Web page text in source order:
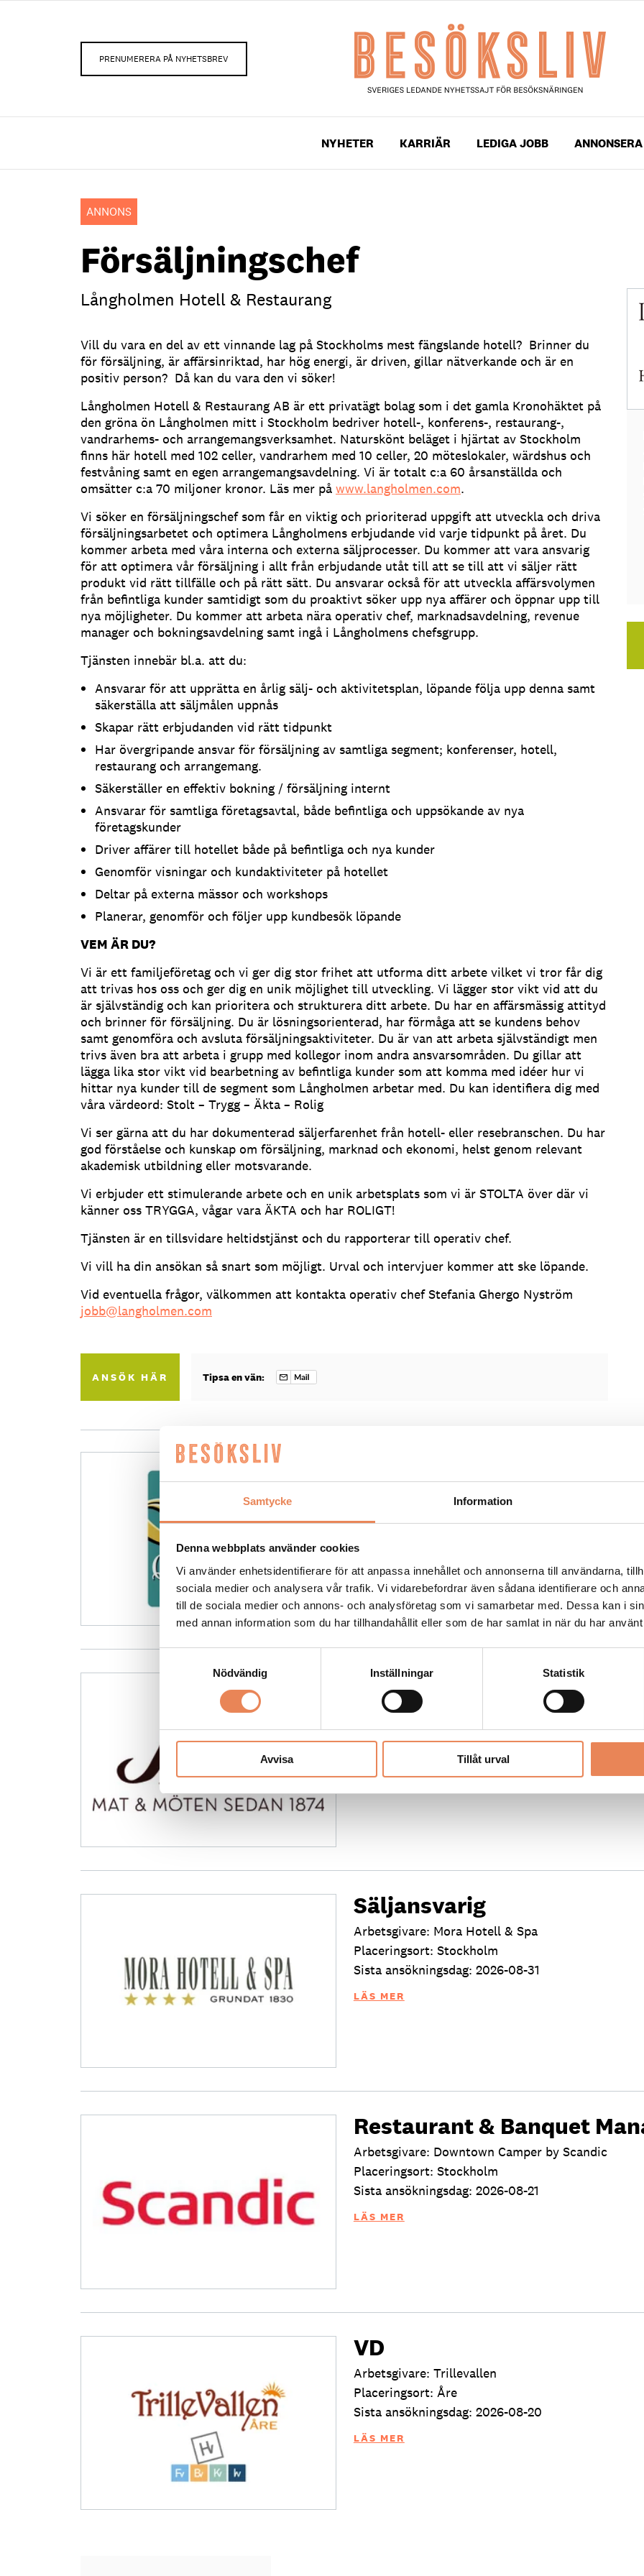
Samtycke Information
Denna webbplats använder cookies
Vi använder enhetsidentifierare för att anpassa innehållet och annonserna till användarna,
sociala medier och analysera vår trafik. Vi vidarebefordrar även sådana identifierare och
till de sociala medier och annons- och analysföretag som vi samarbetar med. Dessa kan i
med annan information som du har tillhandahållit eller som de har samlat in när du har
Nödvändig
Inställningar Statistik
Avvisa Tillåt urval
PRENUMERERA PÅ NYHETSBREV
NYHETER KARRIÄR LEDIGA JOBB ANNONSERA
ANNONS
Försäljningschef
Långholmen Hotell & Restaurang
Vill du vara en del av ett vinnande lag på Stockholms mest fängslande hotell? Brinner du
för försäljning, är affärsinriktad, har hög energi, är driven, gillar nätverkande och är en
positiv person? Då kan du vara den vi söker!
Långholmen Hotell & Restaurang AB är ett privatägt bolag som i det gamla Kronohäktet på
den gröna ön Långholmen mitt i Stockholm bedriver hotell-, konferens-, restaurang-,
vandrarhems- och arrangemangsverksamhet. Naturskönt beläget i hjärtat av Stockholm
finns här hotell med 102 celler, vandrarhem med 10 celler, 20 möteslokaler, wärdshus och
festvåning samt en egen arrangemangsavdelning. Vi är totalt c:a 60 årsanställda och
omsätter c:a 70 miljoner kronor. Läs mer på www.langholmen.com.
Vi söker en försäljningschef som får en viktig och prioriterad uppgift att utveckla och driva
försäljningsarbetet och optimera Långholmens erbjudande vid varje tidpunkt på året. Du
kommer arbeta med våra interna och externa säljprocesser. Du kommer att vara ansvarig
för att optimera vår försäljning i allt från erbjudande utåt till att se till att vi säljer rätt
produkt vid rätt tillfälle och på rätt sätt. Du ansvarar också för att utveckla affärsvolymen
från befintliga kunder samtidigt som du proaktivt söker upp nya affärer och öppnar upp till
nya möjligheter. Du kommer att arbeta nära operativ chef, marknadsavdelning, revenue
manager och bokningsavdelning samt ingå i Långholmens chefsgrupp.
Tjänsten innebär bl.a. att du:
Ansvarar för att upprätta en årlig sälj- och aktivitetsplan, löpande följa upp denna samt
säkerställa att säljmålen uppnås
Skapar rätt erbjudanden vid rätt tidpunkt
Har övergripande ansvar för försäljning av samtliga segment; konferenser, hotell,
restaurang och arrangemang.
Säkerställer en effektiv bokning / försäljning internt
Ansvarar för samtliga företagsavtal, både befintliga och uppsökande av nya
företagskunder
Driver affärer till hotellet både på befintliga och nya kunder
Genomför visningar och kundaktiviteter på hotellet
Deltar på externa mässor och workshops
Planerar, genomför och följer upp kundbesök löpande
VEM ÄR DU?
Vi är ett familjeföretag och vi ger dig stor frihet att utforma ditt arbete vilket vi tror får dig
att trivas hos oss och ger dig en unik möjlighet till utveckling. Vi lägger stor vikt vid att du
är självständig och kan prioritera och strukturera ditt arbete. Du har en affärsmässig attityd
och brinner för försäljning. Du är lösningsorienterad, har förmåga att se kundens behov
samt genomföra och avsluta försäljningsaktiviteter. Du är van att arbeta självständigt men
trivs även bra att arbeta i grupp med kollegor inom andra ansvarsområden. Du gillar att
lägga lika stor vikt vid bearbetning av befintliga kunder som att komma med idéer hur vi
hittar nya kunder till de segment som Långholmen arbetar med. Du kan identifiera dig med
våra värdeord: Stolt – Trygg – Äkta – Rolig
Vi ser gärna att du har dokumenterad säljerfarenhet från hotell- eller resebranschen. Du har
god förståelse och kunskap om försäljning, marknad och ekonomi, helst genom relevant
akademisk utbildning eller motsvarande.
Vi erbjuder ett stimulerande arbete och en unik arbetsplats som vi är STOLTA över där vi
känner oss TRYGGA, vågar vara ÄKTA och har ROLIGT!
Tjänsten är en tillsvidare heltidstjänst och du rapporterar till operativ chef.
Vi vill ha din ansökan så snart som möjligt. Urval och intervjuer kommer att ske löpande.
Vid eventuella frågor, välkommen att kontakta operativ chef Stefania Ghergo Nyström
jobb@langholmen.com
ANSÖK HÄR Tipsa en vän:
Placeringsort: Falun
Sista ansökningsdag: 2026-09-04
LÄS MER
Kock
Arbetsgivare: Smådalarö Gård Hotell & Spa
Placeringsort: Dalarö
Sista ansökningsdag: 2026-08-30
LÄS MER
Säljansvarig
Arbetsgivare: Mora Hotell & Spa
Placeringsort: Stockholm
Sista ansökningsdag: 2026-08-31
LÄS MER
Restaurant & Banquet
Arbetsgivare: Downtown Camper by Scandic
Placeringsort: Stockholm
Sista ansökningsdag: 2026-08-21
LÄS MER
VD
Arbetsgivare: Trillevallen
Placeringsort: Åre
Sista ansökningsdag: 2026-08-20
LÄS MER